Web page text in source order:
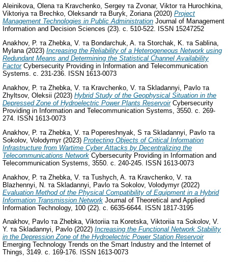
Aleinikova, Olenaта Kravchenko, Sergey та Zvonar, Viktorта Hurochkina,
Viktoriyaта Brechko, Oleksandrта Buryk, Zoriana(2020) Project
Management Technologies in Public Administration Journal of Management
Information and Decision Sciences (23). с. 510-522. ISSN 15247252
Anakhov, P. та Zhebka, V. та Bondarchuk, A. та Storchak, K. та Sablina,
Mylana(2023) Increasing the Reliability of a Heterogeneous Network using
Redundant Means and Determining the Statistical Channel Availability
FactorCybersecurity Providing in Information and Telecommunication
Systems. с. 231-236. ISSN 1613-0073
Anakhov, P. та Zhebka, V. та Kravchenko, V. та Skladannyi, Pavlo та
Zhyltsov, Oleksii (2023) Hybrid Study of the Geophysical Situation in the
Depressed Zone of Hydroelectric Power Plants ReservoirCybersecurity
Providing in Information and Telecommunication Systems, 3550. с. 269-
274. ISSN 1613-0073
Anakhov, P. та Zhebka, V. та Popereshnyak, S та Skladannyi, Pavlo та
Sokolov, Volodymyr(2023) Protecting Objects of Critical Information
Infrastructure from Wartime Cyber Attacks by Decentralizing the
Telecommunications Network Cybersecurity Providing in Information and
Telecommunication Systems, 3550. с. 240-245. ISSN 1613-0073
Anakhov, P. та Zhebka, V. та Tushych, A. та Kravchenko, V. та
Blazhennyi, N. та Skladannyi, Pavlo та Sokolov, Volodymyr(2022)
Evaluation Method of the Physical Compatibility of Equipment in a Hybrid
Information Transmission Network Journal of Theoretical and Applied
Information Technology, 100 (22). с. 6635-6644. ISSN 1817-3195
Anakhov, Pavlo та Zhebka, Viktoriiaта Koretska, Viktoriiaта Sokolov, V.
Y. та Skladannyi, Pavlo (2022) Increasing the Functional Network Stability
in the Depression Zone of the Hydroelectric Power Station Reservoir
Emerging Technology Trends on the Smart Industry and the Internet of
Things, 3149. с. 169-176. ISSN 1613-0073